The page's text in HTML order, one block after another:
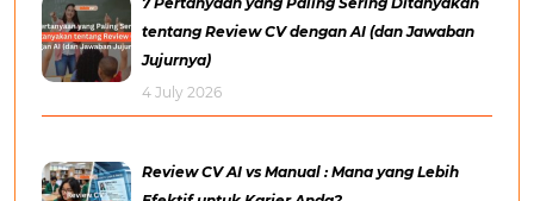
tentang Review CV dengan AI (dan Jawaban
Jujurnya)
4 July 2026
Review CV AI vs Manual : Mana yang Lebih